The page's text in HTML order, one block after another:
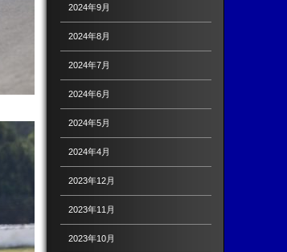
2024年9月
2024年8月
2024年7月
2024年6月
2024年5月
2024年4月
2023年12月
2023年11月
2023年10月